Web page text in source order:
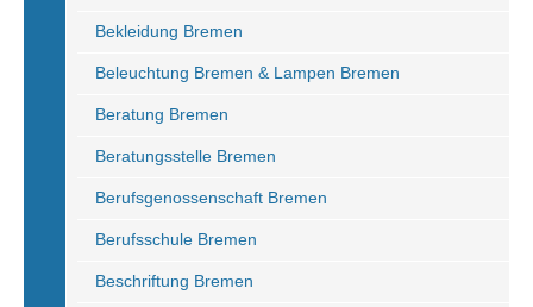
Bekleidung Bremen
Beleuchtung Bremen & Lampen Bremen
Beratung Bremen
Beratungsstelle Bremen
Berufsgenossenschaft Bremen
Berufsschule Bremen
Beschriftung Bremen